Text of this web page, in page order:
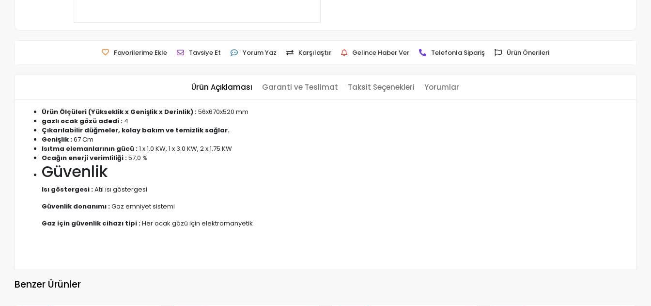
Favorilerime Ekle Tavsiye Et Yorum Yaz Karşılaştır Gelince Haber Ver Telefonla Sipariş Ürün Önerileri
Ürün Açıklaması Garanti ve Teslimat Taksit Seçenekleri Yorumlar
Ürün Ölçüleri (Yükseklik x Genişlik x Derinlik) :56x670x520 mm
gazlı ocak gözü adedi : 4
Çıkarılabilir düğmeler, kolay bakım ve temizlik sağlar.
Genişlik :67 Cm
Isıtma elemanlarının gücü :1 x 1.0 KW, 1 x 3.0 KW, 2 x 1.75 KW
Ocağın enerji verimliliği :57,0 %
Güvenlik
Isı göstergesi :Atıl ısı göstergesi
Güvenlik donanımı :Gaz emniyet sistemi
Gaz için güvenlik cihazı tipi :Her ocak gözü için elektromanyetik
Benzer Ürünler